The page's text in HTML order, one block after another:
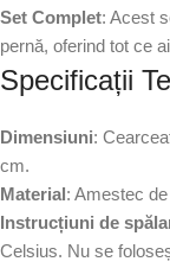
Set Complet: Acest
pernă, oferind tot ce
Specificații
Dimensiuni:
cm.
Material: Amestec
Instrucțiuni de
Celsius. Nu se